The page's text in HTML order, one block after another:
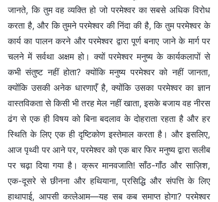
जानते, कि तुम वह व्यक्ति हो जो परमेश्वर का सबसे अधिक विरोध
करता है, और कि तुमने परमेश्वर की निंदा की है, कि तुम परमेश्वर के
कार्य का पालन करने और परमेश्वर द्वारा पूर्ण बनाए जाने के मार्ग पर
चलने में सर्वथा अक्षम हो। क्यों परमेश्वर मनुष्य के कार्यकलापों से
कभी संतुष्ट नहीं होता? क्योंकि मनुष्य परमेश्वर को नहीं जानता,
क्योंकि उसकी अनेक धारणाएँ है, क्योंकि उसका परमेश्वर का ज्ञान
वास्तविकता से किसी भी तरह मेल नहीं खाता, इसके बजाय वह नीरस
ढंग से एक ही विषय को बिना बदलाव के दोहराता रहता है और हर
स्थिति के लिए एक ही दृष्टिकोण इस्तेमाल करता है। और इसलिए,
आज पृथ्वी पर आने पर, परमेश्वर को एक बार फिर मनुष्य द्वारा सलीब
पर चढ़ा दिया गया है। क्रूर मानवजाति! साँठ-गाँठ और साज़िश,
एक-दूसरे से छीनना और हथियाना, प्रसिद्धि और संपत्ति के लिए
हाथापाई, आपसी कत्लेआम—यह सब कब समाप्त होगा? परमेश्वर